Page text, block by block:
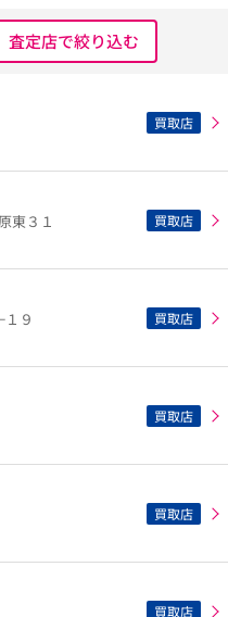
査定店で絞り込む
買取店
買取店
東３１
買取店
９
買取店
買取店
買取店